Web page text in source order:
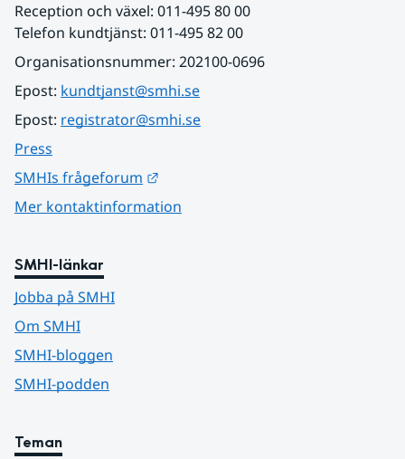
Reception och växel: 011-495 80 00
Telefon kundtjänst: 011-495 82 00
Organisationsnummer: 202100-0696
Epost: kundtjanst@smhi.se
Epost: registrator@smhi.se
Press
SMHIs frågeforum
Mer kontaktinformation
SMHI-länkar
Jobba på SMHI
Om SMHI
SMHI-bloggen
SMHI-podden
Teman